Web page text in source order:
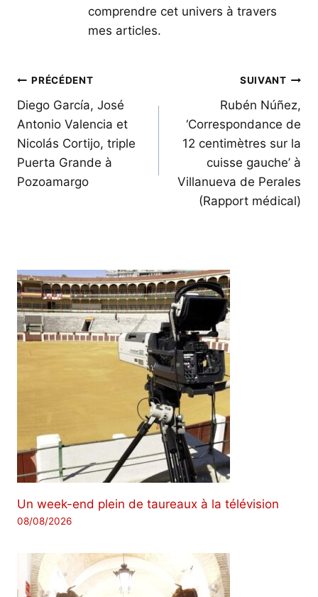
comprendre cet univers à travers
mes articles.
Navigation
de
l’article
PRÉCÉDENT
Diego García, José
Antonio Valencia et
Nicolás Cortijo, triple
Puerta Grande à
Pozoamargo
SUIVANT
Rubén Núñez,
‘Correspondance de
12 centimètres sur la
cuisse gauche’ à
Villanueva de Perales
(Rapport médical)
Un week-end plein de taureaux à la télévision
08/08/2026